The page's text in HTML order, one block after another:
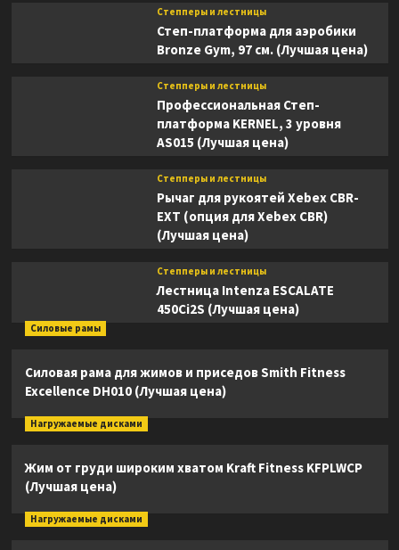
Степперы и лестницы
Степ-платформа для аэробики
Bronze Gym, 97 см. (Лучшая цена)
Степперы и лестницы
Профессиональная Степ-
платформа KERNEL, 3 уровня
AS015 (Лучшая цена)
Степперы и лестницы
Рычаг для рукоятей Xebex CBR-
EXT (опция для Xebex CBR)
(Лучшая цена)
Степперы и лестницы
Лестница Intenza ESCALATE
450Ci2S (Лучшая цена)
Силовые рамы
Силовая рама для жимов и приседов Smith Fitness
Excellence DH010 (Лучшая цена)
Нагружаемые дисками
Жим от груди широким хватом Kraft Fitness KFPLWCP
(Лучшая цена)
Нагружаемые дисками